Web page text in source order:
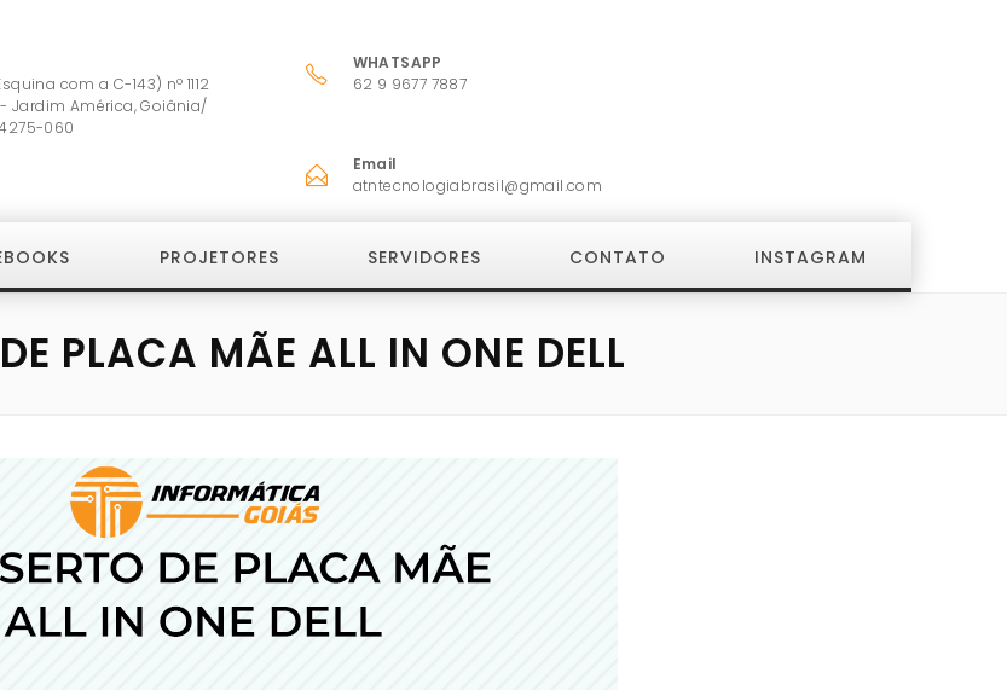
com a C-143) nº 1112
Jardim América, Goiânia/
060
WHATSAPP
62 9 9677 7887
Email
atntecnologiabrasil@gmail.com
PROJETORES SERVIDORES CONTATO INSTAGRAM
PLACA MÃE ALL IN ONE DELL